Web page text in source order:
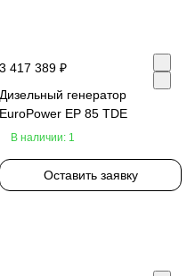
3 417 389 ₽
Дизельный генератор
EuroPower EP 85 TDE
В наличии: 1
Оставить заявку